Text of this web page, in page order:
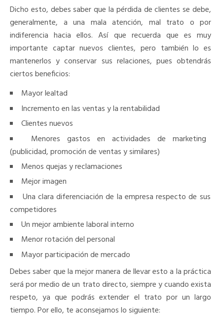
Dicho esto, debes saber que la pérdida de clientes se debe,
generalmente, a una mala atención, mal trato o por
indiferencia hacia ellos. Así que recuerda que es muy
importante captar nuevos clientes, pero también lo es
mantenerlos y conservar sus relaciones, pues obtendrás
ciertos beneficios:
Mayor lealtad
Incremento en las ventas y la rentabilidad
Clientes nuevos
Menores gastos en actividades de marketing
(publicidad, promoción de ventas y similares)
Menos quejas y reclamaciones
Mejor imagen
Una clara diferenciación de la empresa respecto de sus
competidores
Un mejor ambiente laboral interno
Menor rotación del personal
Mayor participación de mercado
Debes saber que la mejor manera de llevar esto a la práctica
será por medio de un trato directo, siempre y cuando exista
respeto, ya que podrás extender el trato por un largo
tiempo. Por ello, te aconsejamos lo siguiente: